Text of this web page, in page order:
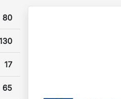
80
17
65